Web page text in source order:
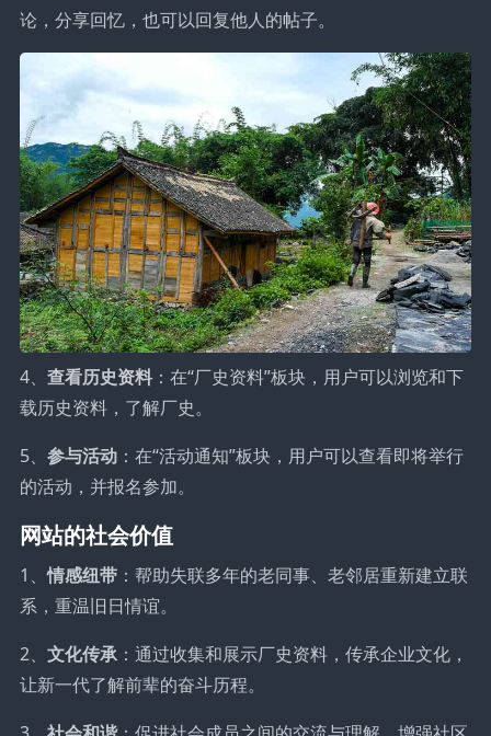
论，分享回忆，也可以回复他人的帖子。
4、 查看历史资料：在“厂史资料”板块，用户可以浏览和下
载历史资料，了解厂史。
5、 参与活动：在“活动通知”板块，用户可以查看即将举行
的活动，并报名参加。
网站的社会价值
1、情感纽带：帮助失联多年的老同事、老邻居重新建立联
系，重温旧日情谊。
2、 文化传承：通过收集和展示厂史资料，传承企业文化，
让新一代了解前辈的奋斗历程。